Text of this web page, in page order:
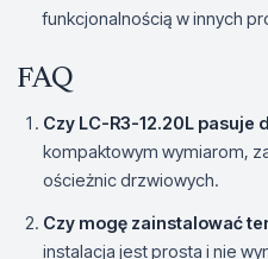
funkcjonalnością w innych
FAQ
Czy LC-R3-12.20L pasuje
kompaktowym wymiarom,
ościeżnic drzwiowych.
Czy mogę zainstalować
instalacja jest prosta i nie